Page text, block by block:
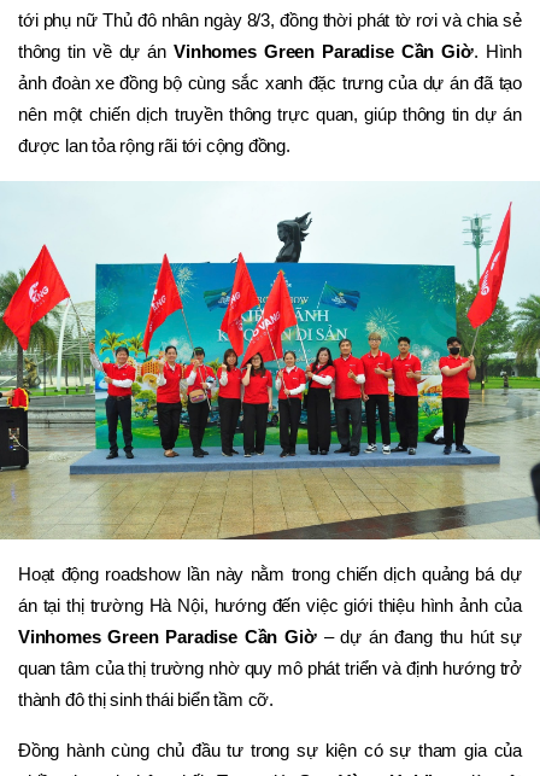
tới phụ nữ Thủ đô nhân ngày 8/3, đồng thời phát tờ rơi và chia sẻ
thông tin về dự án Vinhomes Green Paradise Cần Giờ. Hình
ảnh đoàn xe đồng bộ cùng sắc xanh đặc trưng của dự án đã tạo
nên một chiến dịch truyền thông trực quan, giúp thông tin dự án
được lan tỏa rộng rãi tới cộng đồng.
Hoạt động roadshow lần này nằm trong chiến dịch quảng bá dự
Vinhomes Green Paradise Cần Giờ – dự án đang thu hút sự
quan tâm của thị trường nhờ quy mô phát triển và định hướng trở
thành đô thị sinh thái biển tầm cỡ.
Đồng hành cùng chủ đầu tư trong sự kiện có sự tham gia của